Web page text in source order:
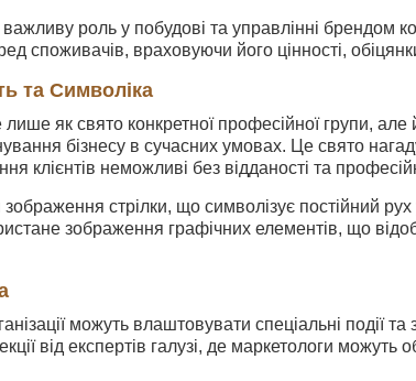
важливу роль у побудові та управлінні
споживачів, враховуючи його цінності,
та Символіка
як свято конкретної професійної групи, але
бізнесу в сучасних умовах. Це свято
клієнтів неможливі без відданості та
стрілки, що символізує постійний
зображення графічних елементів, що
можуть влаштовувати спеціальні події
від експертів галузі, де маркетологи